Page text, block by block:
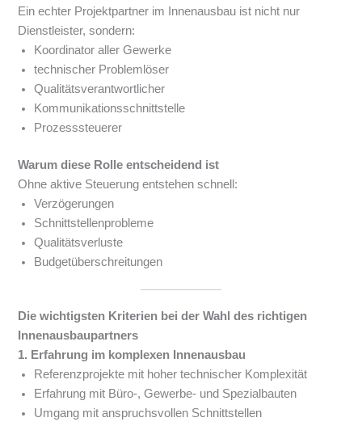
Ein echter Projektpartner im Innenausbau ist nicht nur
Dienstleister, sondern:
Koordinator aller Gewerke
technischer Problemlöser
Qualitätsverantwortlicher
Kommunikationsschnittstelle
Prozesssteuerer
Warum diese Rolle entscheidend ist
Ohne aktive Steuerung entstehen schnell:
Verzögerungen
Schnittstellenprobleme
Qualitätsverluste
Budgetüberschreitungen
Die wichtigsten Kriterien bei der Wahl des richtigen
Innenausbaupartners
1. Erfahrung im komplexen Innenausbau
Referenzprojekte mit hoher technischer Komplexität
Erfahrung mit Büro-, Gewerbe- und Spezialbauten
Umgang mit anspruchsvollen Schnittstellen